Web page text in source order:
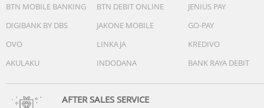
BTN MOBILE BANKING
BTN DEBIT ONLINE
JENIUS PAY
DIGIBANK BY DBS
JAKONE MOBILE
GO-PAY
OVO
LINKAJA
KREDIVO
AKULAKU
INDODANA BANK RAYA DEBIT
AFTER SALES SERVICE